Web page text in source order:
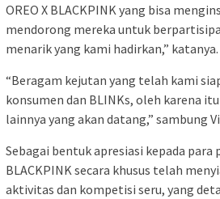
OREO X BLACKPINK yang bisa
mendorong mereka untuk
menarik yang kami hadirkan,” katanya.
“Beragam kejutan yang telah kami
konsumen dan BLINKs, oleh karena
lainnya yang akan datang,” sambung
Sebagai bentuk apresiasi kepada para
BLACKPINK secara khusus telah
aktivitas dan kompetisi seru, yang